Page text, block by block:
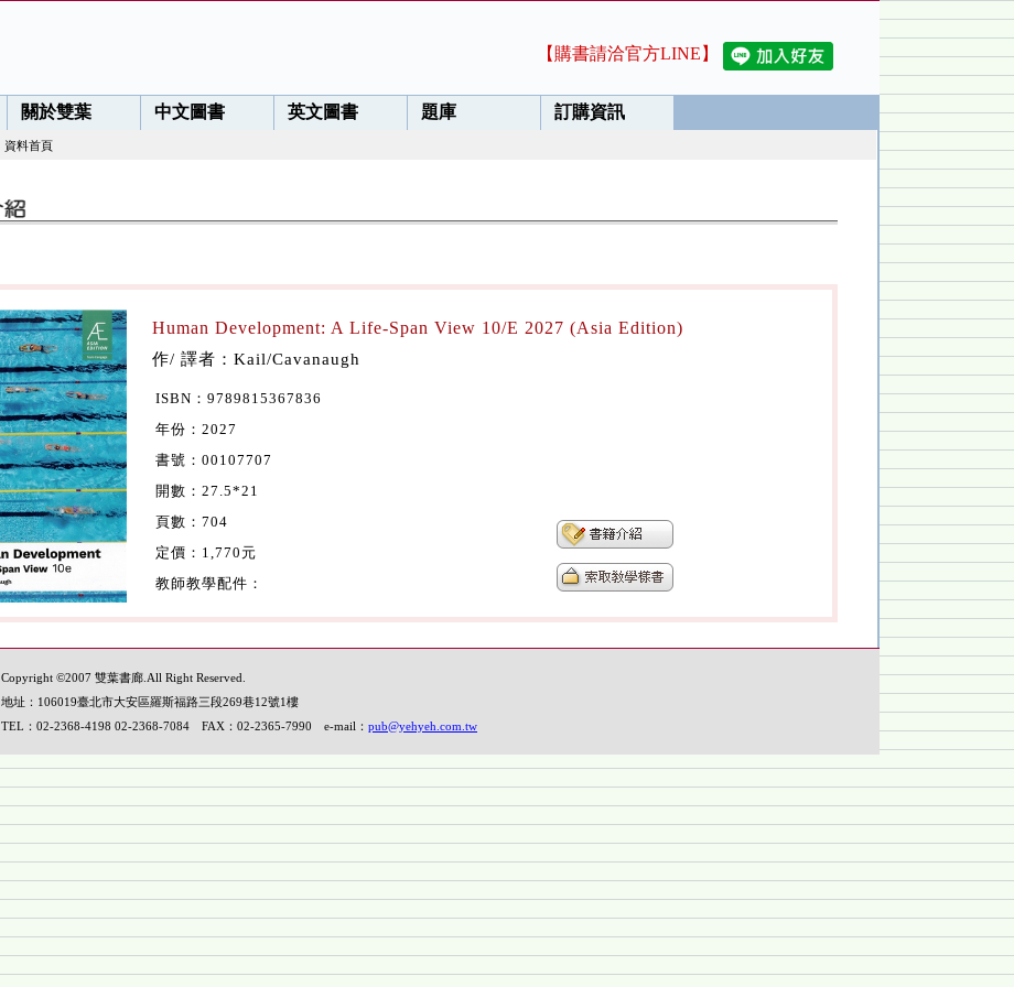
【購書請洽官方LINE】
關於雙葉 中文圖書 英文圖書 題庫 訂購資訊
資料首頁
Human Development: A Life-Span View 10/E 2027 (Asia Edition)
作/ 譯者：Kail/Cavanaugh
ISBN：9789815367836
年份：2027
書號：00107707
開數：27.5*21
頁數：704
定價：1,770元
教師教學配件：
Copyright ©2007 雙葉書廊.All Right Reserved.
地址：106019臺北市大安區羅斯福路三段269巷12號1樓
TEL：02-2368-4198 02-2368-7084 FAX：02-2365-7990 e-mail： pub@yehyeh.com.tw